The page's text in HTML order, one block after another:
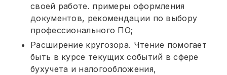
своей работе. примеры оформления
документов, рекомендации по выбору
профессионального ПО;
Расширение кругозора. Чтение помогает
быть в курсе текущих событий в сфере
бухучета и налогообложения,